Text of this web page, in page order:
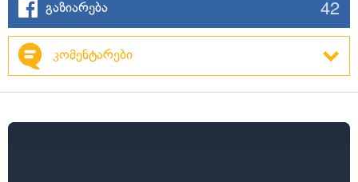
გაზიარება 42
კომენტარები